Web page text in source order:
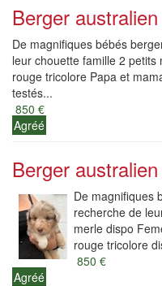
Berger australien
De magnifiques bébés
leur chouette famille 2
rouge tricolore Papa et
testés...
850 €
Agréé
Berger australien
De magnifiques
recherche de
merle dispo
rouge tricolore
850 €
Agréé